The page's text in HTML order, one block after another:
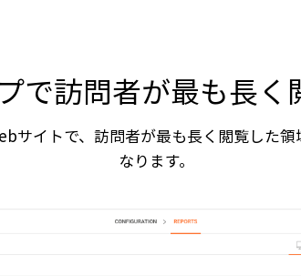
で訪問者が最も長
サイトで、訪問者が最も長く閲覧した
なります。